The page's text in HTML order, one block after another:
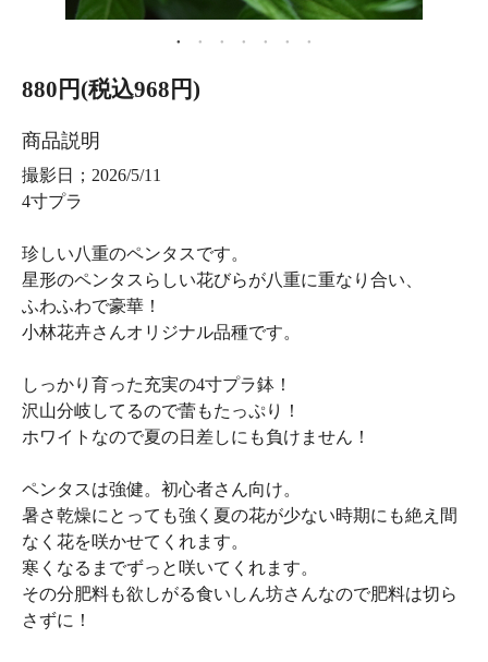
880円(税込968円)
商品説明
撮影日；2026/5/11
4寸プラ
珍しい八重のペンタスです。
星形のペンタスらしい花びらが八重に重なり合い、
ふわふわで豪華！
小林花卉さんオリジナル品種です。
しっかり育った充実の4寸プラ鉢！
沢山分岐してるので蕾もたっぷり！
ホワイトなので夏の日差しにも負けません！
ペンタスは強健。初心者さん向け。
暑さ乾燥にとっても強く夏の花が少ない時期にも絶え間
なく花を咲かせてくれます。
寒くなるまでずっと咲いてくれます。
その分肥料も欲しがる食いしん坊さんなので肥料は切ら
さずに！